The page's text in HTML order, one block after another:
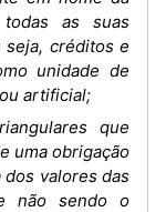
as suas
créditos e
unidade de
artificial;
que
uma obrigação
valores das
não sendo o